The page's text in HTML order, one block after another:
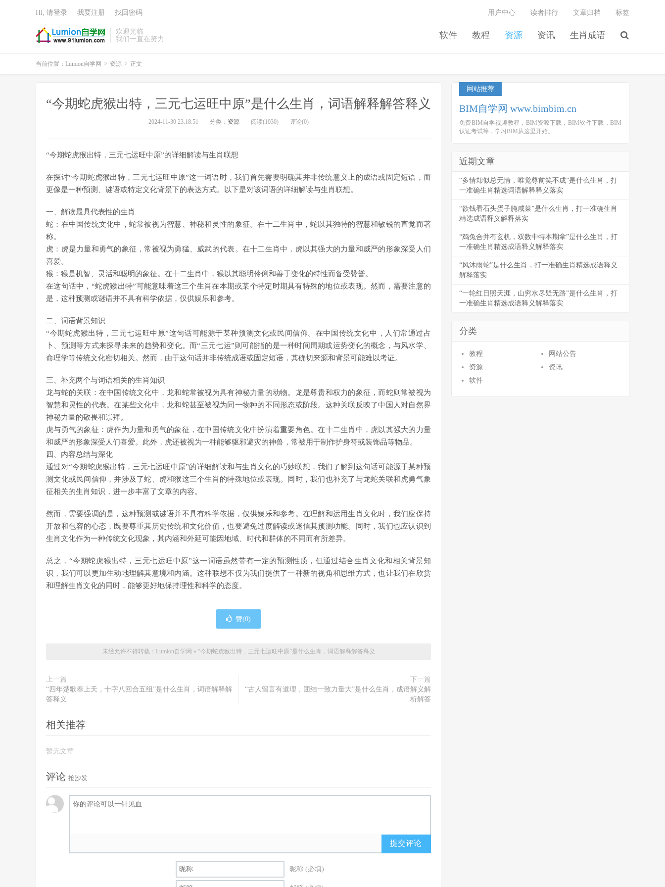
欢迎光临
我们一直在努力
软件 教程 资源 资讯 生肖成语
用户中心 读者排行 文章归档 标签
Hi, 请登录 我要注册 找回密码
当前位置： Lumion自学网 > 资源 > 正文
“今期蛇虎猴出特，三元七运旺中原”是什么生肖，词语解释解答释义
2024-11-30 23:18:51 分类： 资源 阅读(1030) 评论(0)
“今期蛇虎猴出特，三元七运旺中原”的详细解读与生肖联想
在探讨“今期蛇虎猴出特，三元七运旺中原”这一词语时，我们首先需要明确其并非传统意义上的成语或固定短语，而
更像是一种预测、谜语或特定文化背景下的表达方式。以下是对该词语的详细解读与生肖联想。
一、解读最具代表性的生肖
蛇：在中国传统文化中，蛇常被视为智慧、神秘和灵性的象征。在十二生肖中，蛇以其独特的智慧和敏锐的直觉而著
称。
虎：虎是力量和勇气的象征，常被视为勇猛、威武的代表。在十二生肖中，虎以其强大的力量和威严的形象深受人们
喜爱。
猴：猴是机智、灵活和聪明的象征。在十二生肖中，猴以其聪明伶俐和善于变化的特性而备受赞誉。
在这句话中，“蛇虎猴出特”可能意味着这三个生肖在本期或某个特定时期具有特殊的地位或表现。然而，需要注意的
是，这种预测或谜语并不具有科学依据，仅供娱乐和参考。
二、词语背景知识
“今期蛇虎猴出特，三元七运旺中原”这句话可能源于某种预测文化或民间信仰。在中国传统文化中，人们常通过占
卜、预测等方式来探寻未来的趋势和变化。而“三元七运”则可能指的是一种时间周期或运势变化的概念，与风水学、
命理学等传统文化密切相关。然而，由于这句话并非传统成语或固定短语，其确切来源和背景可能难以考证。
三、补充两个与词语相关的生肖知识
龙与蛇的关联：在中国传统文化中，龙和蛇常被视为具有神秘力量的动物。龙是尊贵和权力的象征，而蛇则常被视为
智慧和灵性的代表。在某些文化中，龙和蛇甚至被视为同一物种的不同形态或阶段。这种关联反映了中国人对自然界
神秘力量的敬畏和崇拜。
虎与勇气的象征：虎作为力量和勇气的象征，在中国传统文化中扮演着重要角色。在十二生肖中，虎以其强大的力量
和威严的形象深受人们喜爱。此外，虎还被视为一种能够驱邪避灾的神兽，常被用于制作护身符或装饰品等物品。
四、内容总结与深化
通过对“今期蛇虎猴出特，三元七运旺中原”的详细解读和与生肖文化的巧妙联想，我们了解到这句话可能源于某种预
测文化或民间信仰，并涉及了蛇、虎和猴这三个生肖的特殊地位或表现。同时，我们也补充了与龙蛇关联和虎勇气象
征相关的生肖知识，进一步丰富了文章的内容。
然而，需要强调的是，这种预测或谜语并不具有科学依据，仅供娱乐和参考。在理解和运用生肖文化时，我们应保持
开放和包容的心态，既要尊重其历史传统和文化价值，也要避免过度解读或迷信其预测功能。同时，我们也应认识到
生肖文化作为一种传统文化现象，其内涵和外延可能因地域、时代和群体的不同而有所差异。
总之，“今期蛇虎猴出特，三元七运旺中原”这一词语虽然带有一定的预测性质，但通过结合生肖文化和相关背景知
识，我们可以更加生动地理解其意境和内涵。这种联想不仅为我们提供了一种新的视角和思维方式，也让我们在欣赏
和理解生肖文化的同时，能够更好地保持理性和科学的态度。
赞(0)
未经允许不得转载： Lumion自学网 » “今期蛇虎猴出特，三元七运旺中原”是什么生肖，词语解释解答释义
上一篇
“四年楚歌奉上天，十字八回合五组”是什么生肖，词语解释解
答释义
下一篇
“古人留言有道理，团结一致力量大”是什么生肖，成语解义解
析解答
相关推荐
暂无文章
评论 抢沙发
提交评论
昵称 (必填)
网站推荐
BIM自学网 www.bimbim.cn
免费BIM自学视频教程，BIM资源下载，BIM软件下载，BIM
认证考试等，学习BIM从这里开始。
近期文章
“多情却似总无情，唯觉尊前笑不成”是什么生肖，打
一准确生肖精选词语解释释义落实
“欲钱看石头蛋子腌咸菜”是什么生肖，打一准确生肖
精选成语释义解释落实
“鸡兔合并有玄机，双数中特本期拿”是什么生肖，打
一准确生肖精选成语释义解释落实
“风沐雨蛇”是什么生肖，打一准确生肖精选成语释义
解释落实
“一轮红日照天涯，山穷水尽疑无路”是什么生肖，打
一准确生肖精选成语释义解释落实
分类
教程
网站公告
资源
资讯
软件